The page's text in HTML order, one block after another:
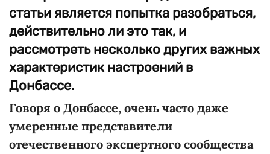
статьи является попытка разобраться,
действительно ли это так, и
рассмотреть несколько других важных
характеристик настроений в
Донбассе.
Говоря о Донбассе, очень часто даже
умеренные представители
отечественного экспертного сообщества